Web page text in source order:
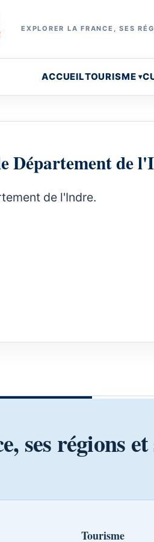
EXPLORER LA FRANCE, SES
ACCUEILTOURISME
Département de
de l'Indre.
ses régions et
Tourisme